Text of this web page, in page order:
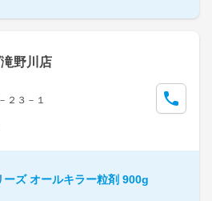
野川店
２３－１
ーズ オールキラー粒剤 900g